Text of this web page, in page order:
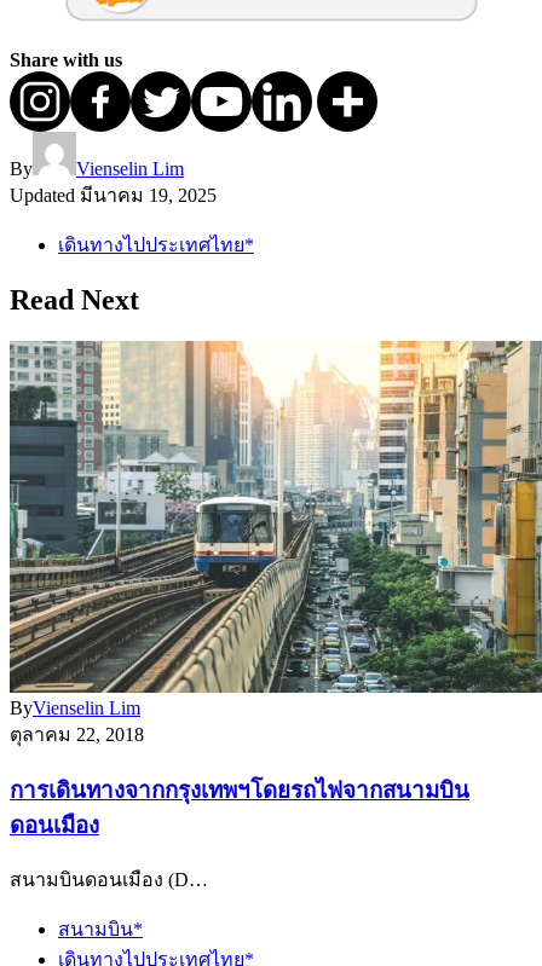
Share with us
By
Vienselin Lim
Updated มีนาคม 19, 2025
เดินทางไปประเทศไทย*
Read Next
ByVienselin Lim
ตุลาคม 22, 2018
การเดินทางจากกรุงเทพฯโดยรถไฟจากสนามบิน
ดอนเมือง
สนามบินดอนเมือง (D…
สนามบิน*
เดินทางไปประเทศไทย*